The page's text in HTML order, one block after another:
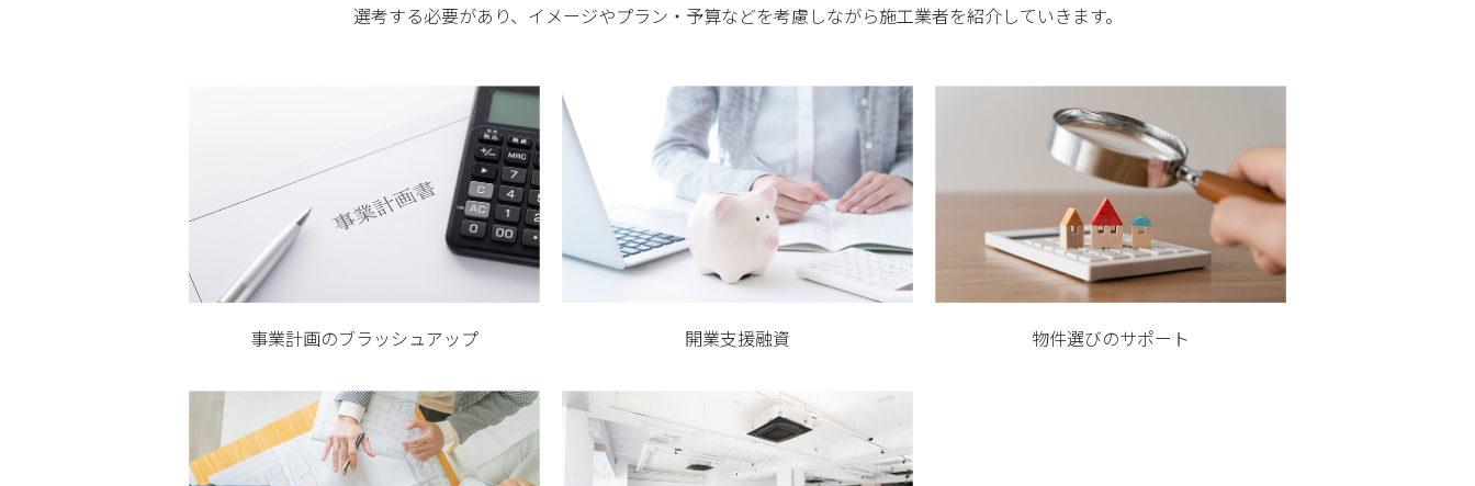
選考する必要があり、イメージやプラン・予算などを考慮しながら施工業者を紹介していきます。
事業計画のブラッシュアップ 開業支援融資 物件選びのサポート